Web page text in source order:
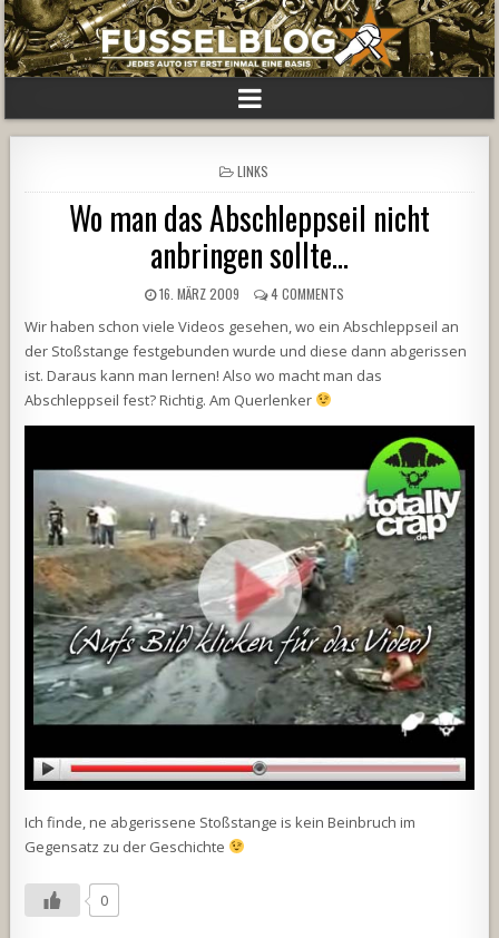
POSTED
IN
LINKS
Wo man das Abschleppseil nicht
anbringen sollte…
16. MÄRZ 2009 4 COMMENTS
Wir haben schon viele Videos gesehen, wo ein Abschleppseil an
der Stoßstange festgebunden wurde und diese dann abgerissen
ist. Daraus kann man lernen! Also wo macht man das
Abschleppseil fest? Richtig. Am Querlenker
Ich finde, ne abgerissene Stoßstange is kein Beinbruch im
Gegensatz zu der Geschichte
0